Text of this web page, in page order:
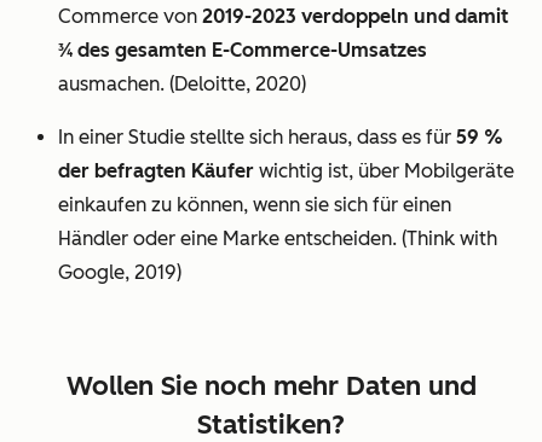
Commerce von 2019-2023 verdoppeln und damit
3⁄4 des gesamten E-Commerce-Umsatzes
ausmachen. (Deloitte, 2020)
In einer Studie stellte sich heraus, dass es für 59 %
der befragten Käufer wichtig ist, über Mobilgeräte
einkaufen zu können, wenn sie sich für einen
Händler oder eine Marke entscheiden. (Think with
Google, 2019)
Wollen Sie noch mehr Daten und
Statistiken?